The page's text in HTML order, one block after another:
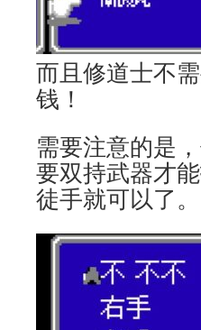
而且修道士不
钱！
需要注意的是
要双持武器才
徒手就可以了。